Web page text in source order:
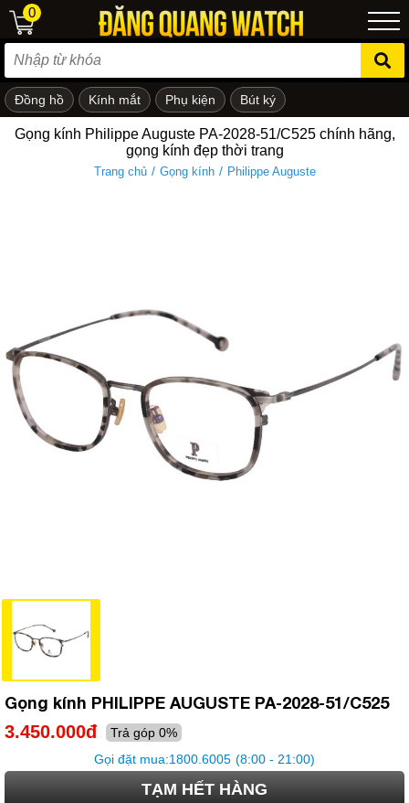
em
0
Đồng hồ Kính mắt Phụ kiện Bút ký
Gọng kính Philippe Auguste PA-2028-51/C525 chính hãng,
gọng kính đẹp thời trang
Trang chủ / Gọng kính / Philippe Auguste
Gọng kính PHILIPPE AUGUSTE PA-2028-51/C525
3.450.000đ
Trả góp 0%
Gọi đặt mua:1800.6005 (8:00 - 21:00)
TẠM HẾT HÀNG